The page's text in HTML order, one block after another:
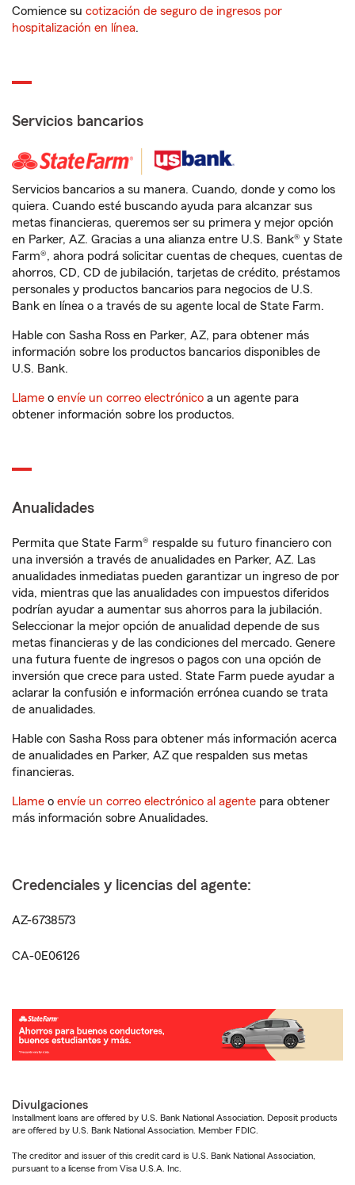
Comience su cotización de seguro de ingresos por
hospitalización en línea.
Servicios bancarios
Servicios bancarios a su manera. Cuando, donde y como los
quiera. Cuando esté buscando ayuda para alcanzar sus
metas financieras, queremos ser su primera y mejor opción
en Parker, AZ. Gracias a una alianza entre U.S. Bank® y State
Farm®, ahora podrá solicitar cuentas de cheques, cuentas de
ahorros, CD, CD de jubilación, tarjetas de crédito, préstamos
personales y productos bancarios para negocios de U.S.
Bank en línea o a través de su agente local de State Farm.
Hable con Sasha Ross en Parker, AZ, para obtener más
información sobre los productos bancarios disponibles de
U.S. Bank.
Llame o envíe un correo electrónico a un agente para
obtener información sobre los productos.
Anualidades
Permita que State Farm® respalde su futuro financiero con
una inversión a través de anualidades en Parker, AZ. Las
anualidades inmediatas pueden garantizar un ingreso de por
vida, mientras que las anualidades con impuestos diferidos
podrían ayudar a aumentar sus ahorros para la jubilación.
Seleccionar la mejor opción de anualidad depende de sus
metas financieras y de las condiciones del mercado. Genere
una futura fuente de ingresos o pagos con una opción de
inversión que crece para usted. State Farm puede ayudar a
aclarar la confusión e información errónea cuando se trata
de anualidades.
Hable con Sasha Ross para obtener más información acerca
de anualidades en Parker, AZ que respalden sus metas
financieras.
Llame o envíe un correo electrónico al agente para obtener
más información sobre Anualidades.
Credenciales y licencias del agente:
AZ-6738573
CA-0E06126
Divulgaciones
Installment loans are offered by U.S. Bank National Association. Deposit products
are offered by U.S. Bank National Association. Member FDIC.
The creditor and issuer of this credit card is U.S. Bank National Association,
pursuant to a license from Visa U.S.A. Inc.